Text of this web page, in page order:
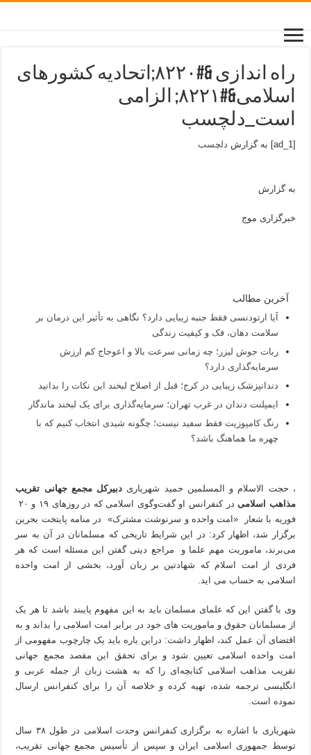
راه اندازی &#۸۲۲۰;اتحادیه کشورهای
اسلامی&#۸۲۲۱; الزامی
است_دلچسب
[ad_1] به گزارش دلچسب
به گزارش
خبرگزاری موج
آخرین مطالب
آیا ارتودنسی فقط جنبه زیبایی دارد؟ نگاهی به تأثیر این درمان بر
سلامت دهان، فک و کیفیت زندگی
ربات جوش لیزر؛ چه زمانی سرعت بالا و اعوجاج کم ارزش
سرمایه‌گذاری دارد؟
دندانپزشک زیبایی در کرج؛ قبل از اصلاح لبخند این نکات را بدانید
ایمپلنت دندان در غرب تهران؛ سرمایه‌گذاری برای یک لبخند ماندگار
رنگ کامپوزیت فقط سفید نیست؛ چگونه شیدی انتخاب کنیم که با
چهره ما هماهنگ باشد؟
، حجت الاسلام و المسلمین حمید شهریاری دبیرکل مجمع جهانی تقریب
مذاهب اسلامی
فوریه با شعار «امت واحده و سرنوشت مشترک» در منامه پایتخت بحرین
برگزار شد، اظهار کرد: در این شرایط تاریخی که مسلمانان در آن به سر
می‌برند، ماموریت مهم علما و مراجع دینی گفتن این مسئله است که هر
فردی از امت اسلام که شهادتین بر زبان آورد، بخشی از امت واحده
اسلامی به حساب می اید.
وی با گفتن این که علمای مسلمان باید به این مفهوم پایبند باشد تا هر یک
از مسلمانان حقوق و ماموریت های خود در برابر امت اسلامی را بداند و به
اقتضای آن عمل کند، اظهار داشت: دراین باره باید یک چارچوب مفهومی از
امت واحده اسلامی تعیین شود و برای تحقق این مقصد مجمع جهانی
تقریب مذاهب اسلامی کتابچه‌ای را که به هشت زبان از جمله عربی و
انگلیسی ترجمه شده، تهیه کرده و خلاصه آن را برای کنفرانس ارسال
نموده است.
شهریاری با اشاره به برگزاری کنفرانس وحدت اسلامی در طول ۳۸ سال
توسط جمهوری اسلامی ایران و سپس از تأسیس مجمع جهانی تقریب،